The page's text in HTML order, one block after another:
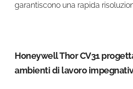
garantiscono una rapida
Honeywell Thor CV31
ambienti di lavoro